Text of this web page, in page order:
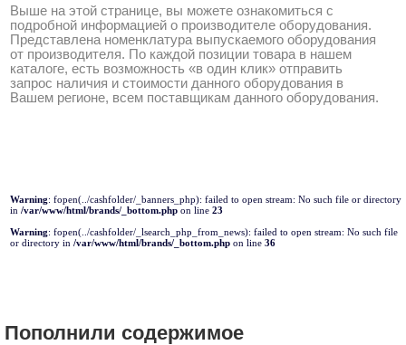
Выше на этой странице, вы можете ознакомиться с
подробной информацией о производителе оборудования.
Представлена номенклатура выпускаемого оборудования
от производителя. По каждой позиции товара в нашем
каталоге, есть возможность «в один клик» отправить
запрос наличия и стоимости данного оборудования в
Вашем регионе, всем поставщикам данного оборудования.
Warning: fopen(../cashfolder/_banners_php): failed to open stream: No such file or directory
in /var/www/html/brands/_bottom.php on line 23
Warning: fopen(../cashfolder/_lsearch_php_from_news): failed to open stream: No such file
or directory in /var/www/html/brands/_bottom.php on line 36
Пополнили содержимое